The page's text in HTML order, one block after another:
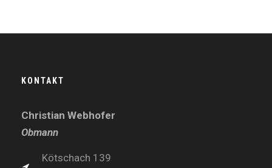
KONTAKT
Christian Webhofer
Obmann
Kötschach 139